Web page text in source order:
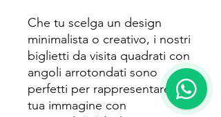
Che tu scelga un design
minimalista o creativo, i nostri
biglietti da visita quadrati con
angoli arrotondati sono
perfetti per rappresentare la
tua immagine con